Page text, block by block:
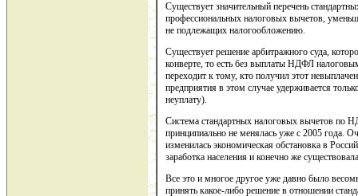
Существует значительный перечень
профессиональных налоговых вычетов,
не подлежащих налогообложению.
Существует решение арбитражного суда,
конверте, то есть без выплаты НДФЛ
переходит к тому, кто получил этот
предприятия в этом случае удерживается
неуплату).
Система стандартных налоговых вычетов по
принципиально не менялась уже с 2005 года.
изменилась экономическая обстановка в
заработка населения и конечно же
Все это и многое другое уже давно было
принять какое-либо решение в отношении